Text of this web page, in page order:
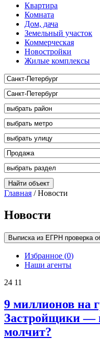
Квартира
Комната
Дом, дача
Земельный участок
Коммерческая
Новостройки
Жилые комплексы
Главная / Новости
Новости
Выписка из ЕГРН проверка
Избранное (0)
Наши агенты
24 11
9 миллионов на
Застройщики —
молчит?